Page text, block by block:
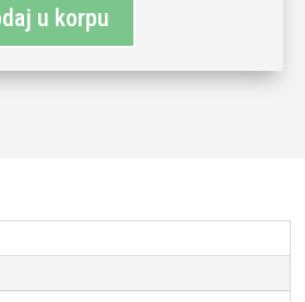
u korpu